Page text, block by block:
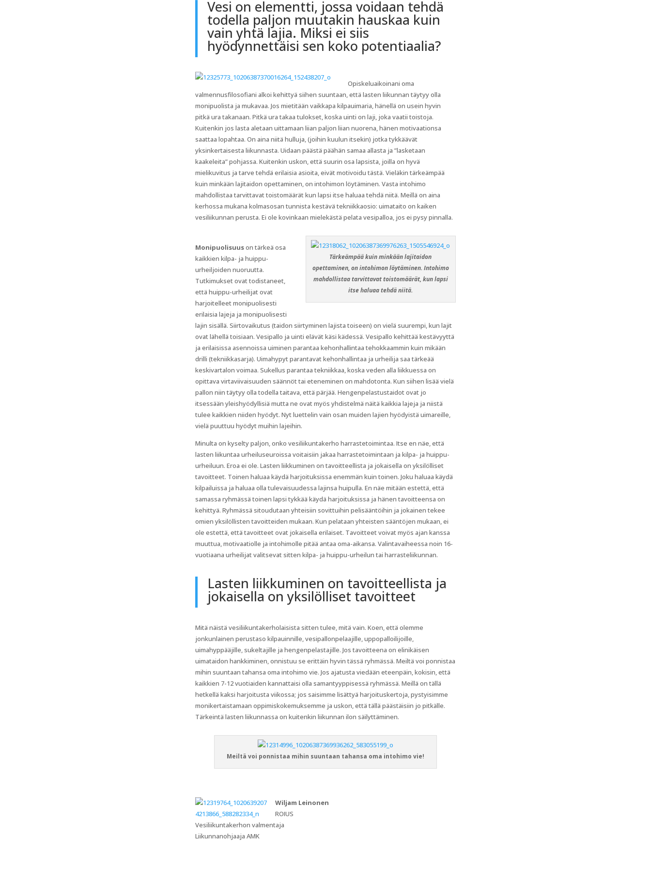
Vesi on elementti, jossa voidaan tehdä
todella paljon muutakin hauskaa kuin
vain yhtä lajia. Miksi ei siis
hyödynnettäisi sen koko potentiaalia?
Opiskeluaikoinani oma
valmennusfilosofiani alkoi kehittyä siihen suuntaan, että lasten liikunnan täytyy olla
monipuolista ja mukavaa. Jos mietitään vaikkapa kilpauimaria, hänellä on usein hyvin
pitkä ura takanaan. Pitkä ura takaa tulokset, koska uinti on laji, joka vaatii toistoja.
Kuitenkin jos lasta aletaan uittamaan liian paljon liian nuorena, hänen motivaationsa
saattaa lopahtaa. On aina niitä hulluja, (joihin kuulun itsekin) jotka tykkäävät
yksinkertaisesta liikunnasta. Uidaan päästä päähän samaa allasta ja ”lasketaan
kaakeleita” pohjassa. Kuitenkin uskon, että suurin osa lapsista, joilla on hyvä
mielikuvitus ja tarve tehdä erilaisia asioita, eivät motivoidu tästä. Vieläkin tärkeämpää
kuin minkään lajitaidon opettaminen, on intohimon löytäminen. Vasta intohimo
mahdollistaa tarvittavat toistomäärät kun lapsi itse haluaa tehdä niitä. Meillä on aina
kerhossa mukana kolmasosan tunnista kestävä tekniikkaosio: uimataito on kaiken
vesiliikunnan perusta. Ei ole kovinkaan mielekästä pelata vesipalloa, jos ei pysy pinnalla.
Tärkeämpää kuin minkään lajitaidon
opettaminen, on intohimon löytäminen. Intohimo
mahdollistaa tarvittavat toistomäärät, kun lapsi
itse haluaa tehdä niitä.
Monipuolisuuson tärkeä osa
kaikkien kilpa- ja huippu-
urheiljoiden nuoruutta.
Tutkimukset ovat todistaneet,
että huippu-urheilijat ovat
harjoitelleet monipuolisesti
erilaisia lajeja ja monipuolisesti
lajin sisällä. Siirtovaikutus (taidon siirtyminen lajista toiseen) on vielä suurempi, kun lajit
ovat lähellä toisiaan. Vesipallo ja uinti elävät käsi kädessä. Vesipallo kehittää kestävyyttä
ja erilaisissa asennoissa uiminen parantaa kehonhallintaa tehokkaammin kuin mikään
drilli (tekniikkasarja). Uimahypyt parantavat kehonhallintaa ja urheilija saa tärkeää
keskivartalon voimaa. Sukellus parantaa tekniikkaa, koska veden alla liikkuessa on
opittava virtaviivaisuuden säännöt tai eteneminen on mahdotonta. Kun siihen lisää vielä
pallon niin täytyy olla todella taitava, että pärjää. Hengenpelastustaidot ovat jo
itsessään yleishyödyllisiä mutta ne ovat myös yhdistelmä näitä kaikkia lajeja ja niistä
tulee kaikkien niiden hyödyt. Nyt luettelin vain osan muiden lajien hyödyistä uimareille,
vielä puuttuu hyödyt muihin lajeihin.
Minulta on kyselty paljon, onko vesiliikuntakerho harrastetoimintaa. Itse en näe, että
lasten liikuntaa urheiluseuroissa voitaisiin jakaa harrastetoimintaan ja kilpa- ja huippu-
urheiluun. Eroa ei ole. Lasten liikkuminen on tavoitteellista ja jokaisella on yksilölliset
tavoitteet. Toinen haluaa käydä harjoituksissa enemmän kuin toinen. Joku haluaa käydä
kilpailuissa ja haluaa olla tulevaisuudessa lajinsa huipulla. En näe mitään estettä, että
samassa ryhmässä toinen lapsi tykkää käydä harjoituksissa ja hänen tavoitteensa on
kehittyä. Ryhmässä sitoudutaan yhteisiin sovittuihin pelisääntöihin ja jokainen tekee
omien yksilöllisten tavoitteiden mukaan. Kun pelataan yhteisten sääntöjen mukaan, ei
ole estettä, että tavoitteet ovat jokaisella erilaiset. Tavoitteet voivat myös ajan kanssa
muuttua, motivaatiolle ja intohimolle pitää antaa oma-aikansa. Valintavaiheessa noin 16-
vuotiaana urheilijat valitsevat sitten kilpa- ja huippu-urheilun tai harrasteliikunnan.
Lasten liikkuminen on tavoitteellista ja
jokaisella on yksilölliset tavoitteet
Mitä näistä vesiliikuntakerholaisista sitten tulee, mitä vain. Koen, että olemme
jonkunlainen perustaso kilpauinnille, vesipallonpelaajille, uppopalloilijoille,
uimahyppääjille, sukeltajille ja hengenpelastajille. Jos tavoitteena on elinikäisen
uimataidon hankkiminen, onnistuu se erittäin hyvin tässä ryhmässä. Meiltä voi ponnistaa
mihin suuntaan tahansa oma intohimo vie. Jos ajatusta viedään eteenpäin, kokisin, että
kaikkien 7-12 vuotiaiden kannattaisi olla samantyyppisessä ryhmässä. Meillä on tällä
hetkellä kaksi harjoitusta viikossa; jos saisimme lisättyä harjoituskertoja, pystyisimme
monikertaistamaan oppimiskokemuksemme ja uskon, että tällä päästäisiin jo pitkälle.
Tärkeintä lasten liikunnassa on kuitenkin liikunnan ilon säilyttäminen.
Meiltä voi ponnistaa mihin suuntaan tahansa oma intohimo vie!
Wiljam Leinonen
ROIUS
Vesiliikuntakerhon valmentaja
Liikunnanohjaaja AMK